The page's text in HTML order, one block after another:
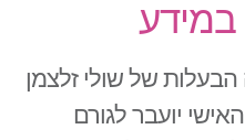
של שולי זלצמן
יועבר לגורם